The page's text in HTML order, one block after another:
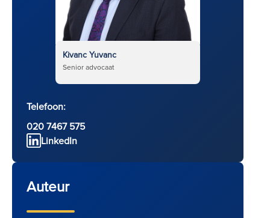
Kivanc Yuvanc
Senior advocaat
Telefoon:
020 7467 575
LinkedIn
Auteur